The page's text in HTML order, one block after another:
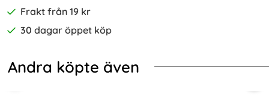
Frakt från 19 kr
30 dagar öppet köp
Andra köpte även